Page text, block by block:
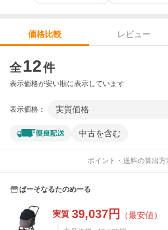
価格比較 レビュー
全12件
表示価格が安い順に表示しています
表示価格： 実質価格
中古を含む
ポイント・送料の算出方
ぱーそなるたのめーる
実質 39,037円 （最安値）